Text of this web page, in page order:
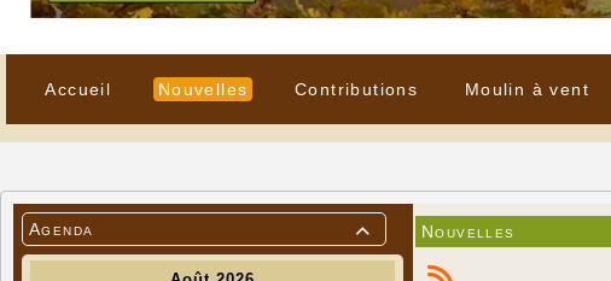
Accueil Nouvelles Contributions Moulin à vent

Agenda Nouvelles